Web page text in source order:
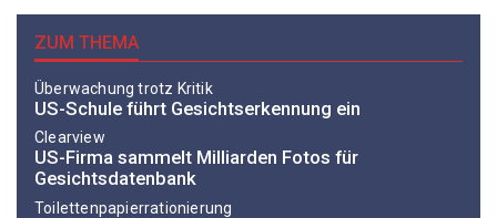
ZUM THEMA
Überwachung trotz Kritik
US-Schule führt Gesichtserkennung ein
Clearview
US-Firma sammelt Milliarden Fotos für
Gesichtsdatenbank
Toilettenpapierrationierung